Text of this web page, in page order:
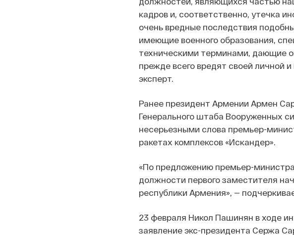
кадров и, соответственно, утечка
очень вредные последствия
имеющие военного образования,
техническими терминами, дающие
прежде всего вредят своей личной
эксперт.
Ранее президент Армении Армен
Генерального штаба Вооруженных
несерьезными слова премьер-
ракетах комплексов «Искандер».
«По предложению премьер-
должности первого заместителя
республики Армения», —
23 февраля Никол Пашинян в ходе
заявление экс-президента Сержа